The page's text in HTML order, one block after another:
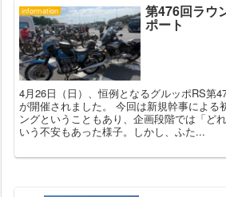
information 第476回ラ
ポート
4月26日（日）、恒例となるグルッポRS第
が開催されました。 今回は新規幹事による
ングということもあり、企画段階では「ど
いう不安もあった様子。しかし、ふた...